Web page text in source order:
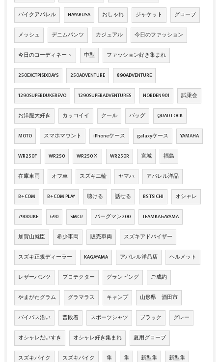
バイクアパレル HAYABUSA おしゃれ ジャケット グローブ
メッシュ デニムパンツ カジュアル 今日のファッション
今日のコーディネート 中型 ファッション好き集まれ
250EXCTPISIXDAYS 250ADVENTURE 890ADVENTURE
1290SUPERDUKEREVO 1290SUPERADVENTURES NORDEN901 試乗会
お洋服大好き カッコイイ クール バッグ QUAD LOCK
MOTO スマホマウント iPhoneケース galaxyケース YAMAHA
WR250F WR250 WR250Ⅹ WR250R 宮城 福島
在庫車両 オフ車 スズキ二輪 ヤマハ アパレル洋品
B+COM B+COM PLAY 聴ける 話せる RS TSICHI オシャレ
790DUKE 690 SMCR バーグマン200 TEAMKAGAYAMA
加賀山就臣 希少車両 販売車両 スズキアドバイザー
スズキ正規ディーラー KAGAYAMA アパレル洋品店 ヘルメット
レザーパンツ プロテクター グランピング ご成約
やまがたグラム グラマラス キャンプ 山形県 酒田市
バイパス沿い 普段着 スポーツシャツ ブラック グレー
オシャレだいすき オシャレ好き集まれ 夏用グローブ
スズキバイク スズキバイク 隼 隼 新型隼 新型隼